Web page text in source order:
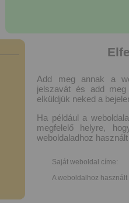
Add meg annak a
jelszavát és add
elküldjük neked a
Ha például a
megfelelő helyre,
weboldaladhoz
Saját weboldal címe:
A weboldalhoz